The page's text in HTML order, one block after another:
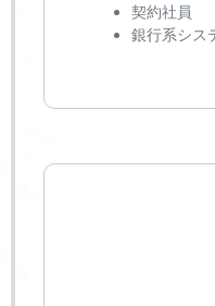
契約社員
銀行系シス